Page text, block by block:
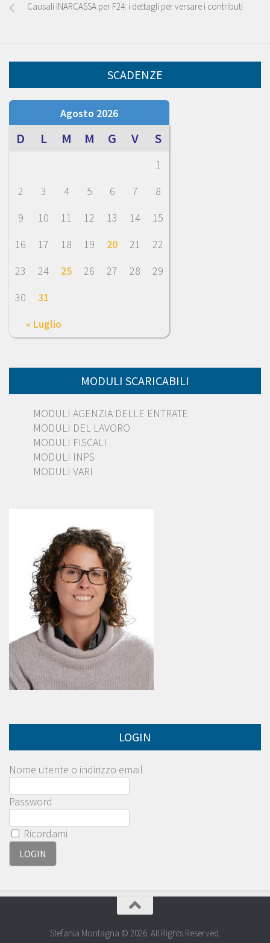
Causali INARCASSA per F24: i dettagli per versare i contributi
SCADENZE
Agosto 2026
D L M M G V S
« Luglio
1
2
3 4 5 6 7
8
9
10 11 12 13 14
15
16
17 18 19 20 21
22
23
24 25 26 27 28
29
30
31
MODULI SCARICABILI
MODULI AGENZIA DELLE ENTRATE
MODULI DEL LAVORO
MODULI FISCALI
MODULI INPS
MODULI VARI
LOGIN
Nome utente o indirizzo email
Password
Ricordami
Stefania Montagna © 2026. All Rights Reserved.